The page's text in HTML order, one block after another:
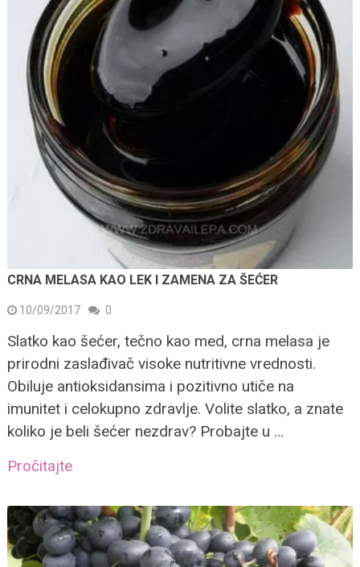
CRNA MELASA KAO LEK I ZAMENA ZA ŠEĆER
10/09/2017 0
Slatko kao šećer, tečno kao med, crna melasa je
prirodni zaslađivač visoke nutritivne vrednosti.
Obiluje antioksidansima i pozitivno utiče na
imunitet i celokupno zdravlje. Volite slatko, a znate
koliko je beli šećer nezdrav? Probajte u …
Pročitajte